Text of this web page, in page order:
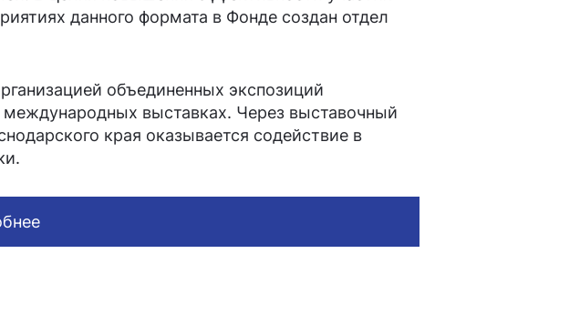
данного формата в Фонде создан отдел
объединенных экспозиций
выставках. Через выставочный
края оказывается содействие в
4
5
6